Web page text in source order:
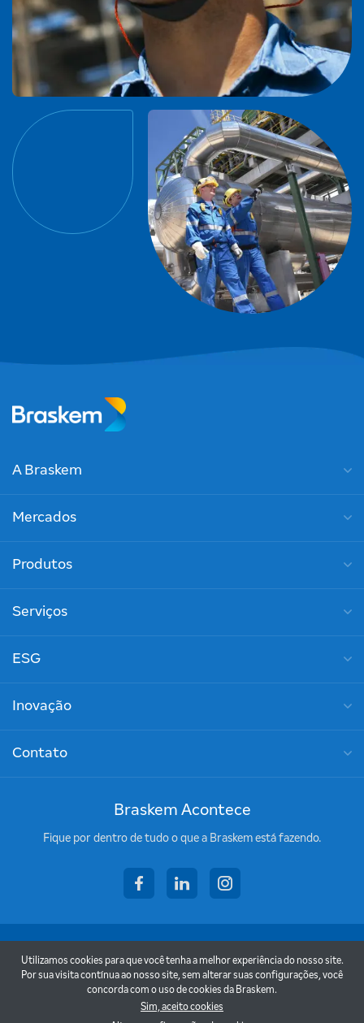
A Braskem
Mercados
Produtos
Serviços
ESG
Inovação
Contato
Braskem Acontece
Fique por dentro de tudo o que a Braskem está fazendo.
facebooklinkedininstagram
Termos de uso
Política de privacidade
Utilizamos cookies para que você tenha a melhor experiência do nosso site.
Por sua visita contínua ao nosso site, sem alterar suas configurações, você
concorda com o uso de cookies da Braskem.
Sim, aceito cookies